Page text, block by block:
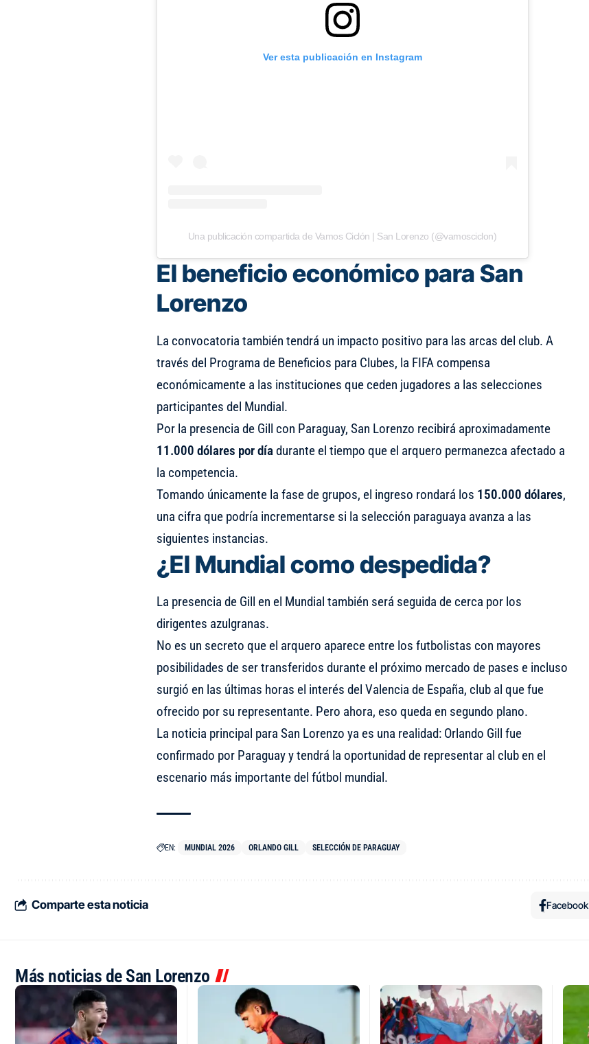
Ver esta publicación en Instagram
Una publicación compartida de Vamos Ciclón | San Lorenzo (@vamosciclon)
El beneficio económico para San
Lorenzo
La convocatoria también tendrá un impacto positivo para las arcas del club. A
través del Programa de Beneficios para Clubes, la FIFA compensa
económicamente a las instituciones que ceden jugadores a las selecciones
participantes del Mundial.
Por la presencia de Gill con Paraguay, San Lorenzo recibirá aproximadamente
11.000 dólares por día durante el tiempo que el arquero permanezca afectado a
la competencia.
Tomando únicamente la fase de grupos, el ingreso rondará los 150.000 dólares,
una cifra que podría incrementarse si la selección paraguaya avanza a las
siguientes instancias.
¿El Mundial como despedida?
La presencia de Gill en el Mundial también será seguida de cerca por los
dirigentes azulgranas.
No es un secreto que el arquero aparece entre los futbolistas con mayores
posibilidades de ser transferidos durante el próximo mercado de pases e incluso
surgió en las últimas horas el interés del Valencia de España, club al que fue
ofrecido por su representante. Pero ahora, eso queda en segundo plano.
La noticia principal para San Lorenzo ya es una realidad: Orlando Gill fue
confirmado por Paraguay y tendrá la oportunidad de representar al club en el
escenario más importante del fútbol mundial.
EN: MUNDIAL 2026 ORLANDO GILL SELECCIÓN DE PARAGUAY
Comparte esta noticia Facebook
Más noticias de San Lorenzo